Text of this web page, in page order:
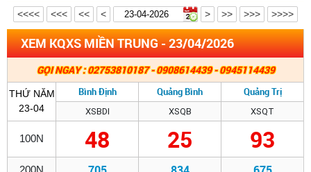
<<<< <<< << < > >> >>> >>>>
XEM KQXS MIỀN TRUNG - 23/04/2026
GỌI NGAY : 02753810187 - 0908614439 - 0945114439
THỨ NĂM
23-04
Bình Định Quảng Bình Quảng Trị
XSBDI XSQB XSQT
100N 48 25 93
200N